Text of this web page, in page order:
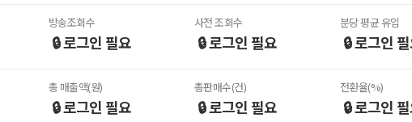
방송조회수
🔒 로그인 필요
사전 조회수
🔒 로그인 필요
분당 평균 유입
🔒 로그인
총 매출액(원)
🔒 로그인 필요
총판매수(건)
🔒 로그인 필요
전환율(%)
🔒 로그인